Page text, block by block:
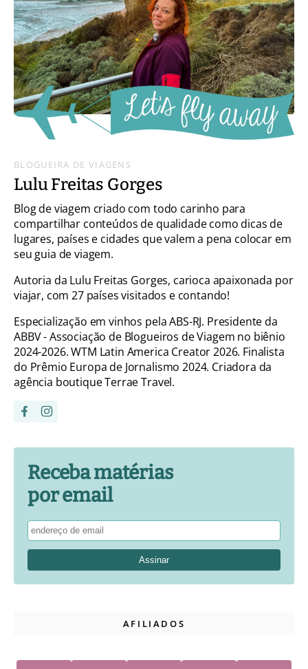
BLOGUEIRA DE VIAGENS
Lulu Freitas Gorges
Blog de viagem criado com todo carinho para
compartilhar conteúdos de qualidade como dicas de
lugares, países e cidades que valem a pena colocar em
seu guia de viagem.
Autoria da Lulu Freitas Gorges, carioca apaixonada por
viajar, com 27 países visitados e contando!
Especialização em vinhos pela ABS-RJ. Presidente da
ABBV - Associação de Blogueiros de Viagem no biênio
2024-2026. WTM Latin America Creator 2026. Finalista
do Prêmio Europa de Jornalismo 2024. Criadora da
agência boutique Terrae Travel.
Receba matérias
por email
AFILIADOS